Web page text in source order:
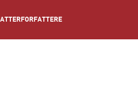
FORFATTERE